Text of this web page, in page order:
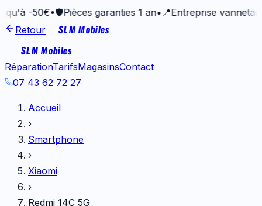
•🛡️ Pièces garanties 1 an•📍 Entreprise vannetaise
Retour
SLM Mobiles
SLM Mobiles
RéparationTarifsMagasinsContact
07 43 62 72 27
Accueil
›
Smartphone
›
Xiaomi
›
Redmi 14C 5G